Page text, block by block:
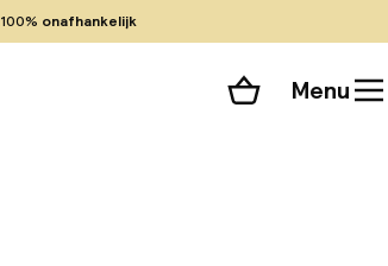
100% onafhankelijk
Winkelmand
Menu